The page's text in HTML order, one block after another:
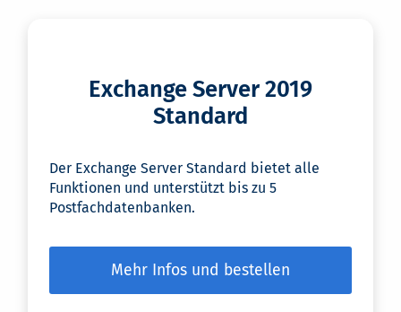
Exchange Server 2019
Standard
Der Exchange Server Standard bietet alle
Funktionen und unterstützt bis zu 5
Postfachdatenbanken.
Mehr Infos und bestellen